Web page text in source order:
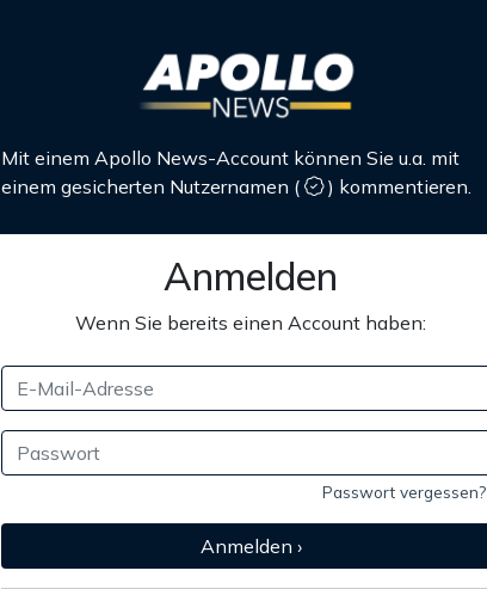
Mit einem Apollo News-Account können Sie u.a. mit
einem gesicherten Nutzernamen ( ) kommentieren.
Anmelden
Wenn Sie bereits einen Account haben:
Passwort vergessen?
Anmelden ›